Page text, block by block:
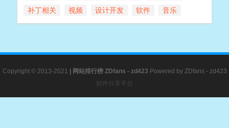
补丁相关
视频 设计开发 软件 音乐
Copyright © 2013-2021 网站排行榜ZDfans - zd423 Powered by ZDfans - zd423
软件分享平台